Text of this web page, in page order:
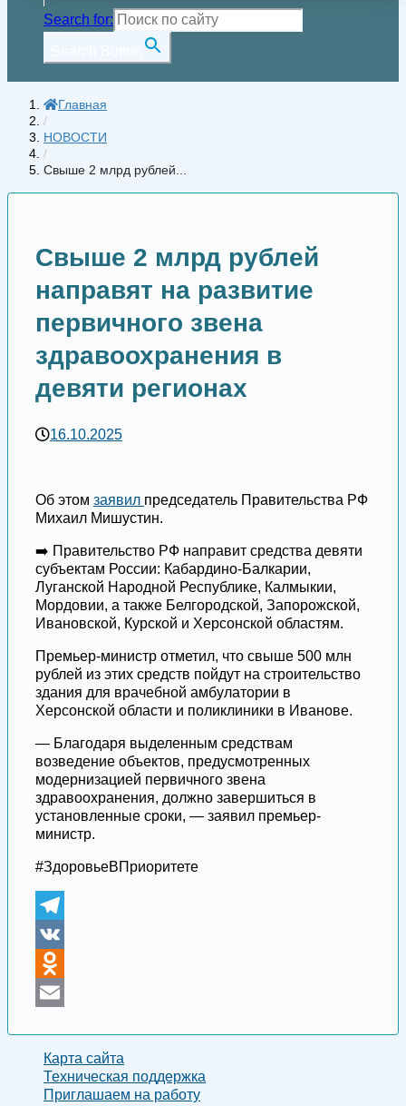
Search for:
Главная
/
НОВОСТИ
/
Свыше 2 млрд рублей...
Свыше 2 млрд рублей
направят на развитие
первичного звена
здравоохранения в
девяти регионах
16.10.2025
Об этом заявил председатель Правительства РФ
Михаил Мишустин.
➡️ Правительство РФ направит средства девяти
субъектам России: Кабардино-Балкарии,
Луганской Народной Республике, Калмыкии,
Мордовии, а также Белгородской, Запорожской,
Ивановской, Курской и Херсонской областям.
Премьер-министр отметил, что свыше 500 млн
рублей из этих средств пойдут на строительство
здания для врачебной амбулатории в
Херсонской области и поликлиники в Иванове.
— Благодаря выделенным средствам
возведение объектов, предусмотренных
модернизацией первичного звена
здравоохранения, должно завершиться в
установленные сроки, — заявил премьер-
министр.
#ЗдоровьеВПриоритете
Telegram
VK
Odnoklassniki
Карта сайта
Техническая поддержка
Приглашаем на работу